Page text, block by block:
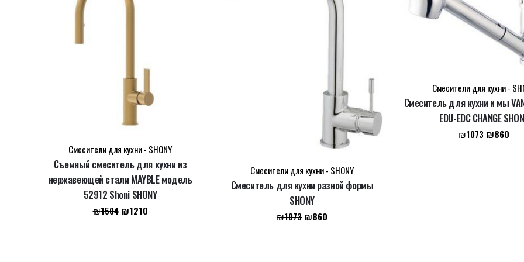
Email*
Сохранить моё имя, email и адрес сайта в этом браузере для последующих моих комментариев.
Смесители для кухни - SHONY
Съемный смеситель для кухни из
нержавеющей стали MAYBLE модель
52912 Shoni SHONY
₪1504 Первоначальная
₪1210Текущая
Смесители для кухни - SHONY
Смеситель для кухни разной формы
SHONY
₪1073 Первоначальная
₪860
Смесители для кухни -
Смеситель для кухни и мы
EDU-EDC CHANGE
₪1073 ₪860